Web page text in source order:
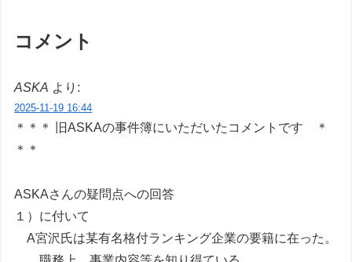
コメント
ASKA より:
2025-11-19 16:44
＊＊＊ 旧ASKAの事件簿にいただいたコメントです ＊
＊＊
ASKAさんの疑問点への回答
１）に付いて
A宮沢氏は某有名格付ランキング企業の要籍に在った。